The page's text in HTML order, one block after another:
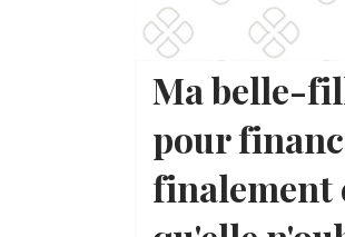
Ma belle-
pour
finalement